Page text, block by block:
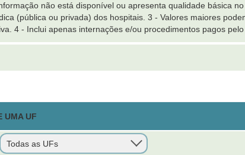
não está disponível ou apresenta qualidade básica
(pública ou privada) dos hospitais. 3 - Valores maiores
4 - Inclui apenas internações e/ou procedimentos pagos pelo
UMA UF